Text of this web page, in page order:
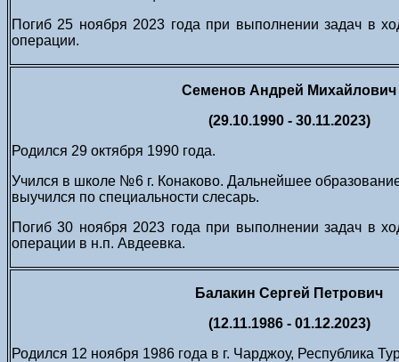
Погиб 25 ноября 2023 года при выполнении задач в
операции.
Семенов Андрей Михайлович
(29.10.1990 - 30.11.2023)
Родился 29 октября 1990 года.
Учился в школе №6 г. Конаково. Дальнейшее
выучился по специальности слесарь.
Погиб 30 ноября 2023 года при выполнении задач в
операции в н.п. Авдеевка.
Балакин Сергей Петрович
(12.11.1986 - 01.12.2023)
Родился 12 ноября 1986 года в г. Чарджоу, Республика